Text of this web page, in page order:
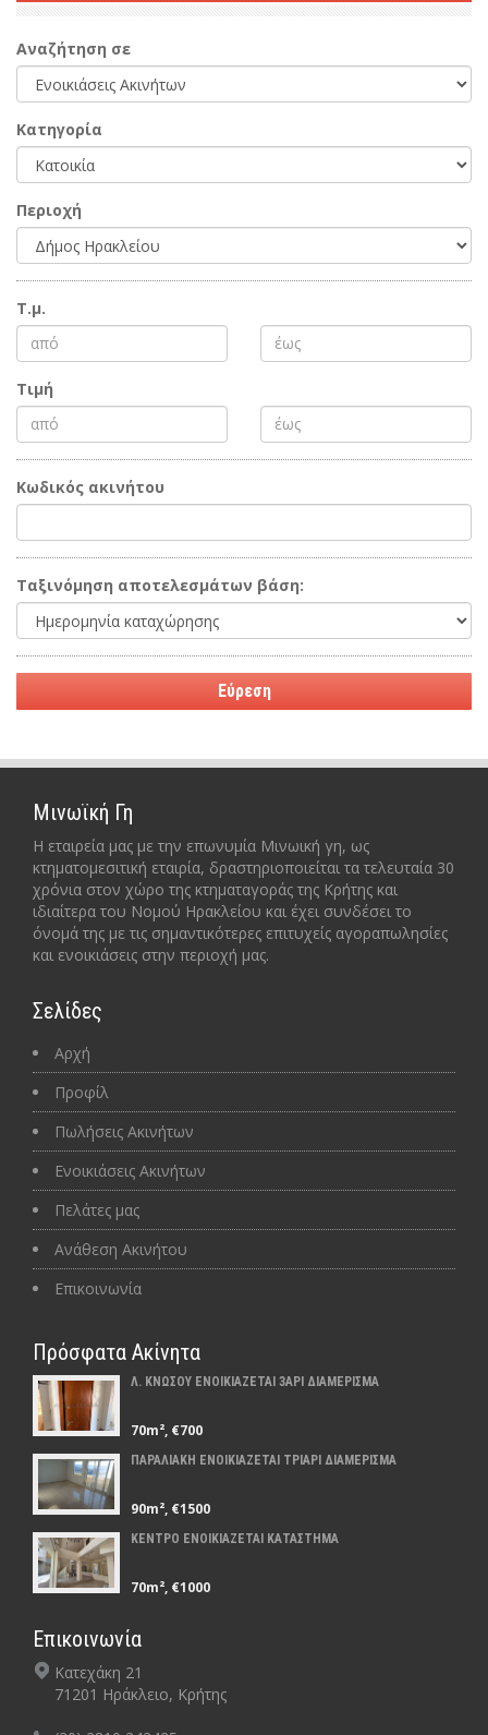
Αναζήτηση σε
Κατηγορία
Περιοχή
Τ.μ.
Τιμή
Κωδικός ακινήτου
Ταξινόμηση αποτελεσμάτων βάση:
Μινωϊκή Γη
Η εταιρεία μας με την επωνυμία Μινωική γη, ως
κτηματομεσιτική εταιρία, δραστηριοποιείται τα τελευταία 30
χρόνια στον χώρο της κτηματαγοράς της Κρήτης και
ιδιαίτερα του Νομού Ηρακλείου και έχει συνδέσει το
όνομά της με τις σημαντικότερες επιτυχείς αγοραπωλησίες
και ενοικιάσεις στην περιοχή μας.
Σελίδες
Αρχή
Προφίλ
Πωλήσεις Ακινήτων
Ενοικιάσεις Ακινήτων
Πελάτες μας
Ανάθεση Ακινήτου
Επικοινωνία
Πρόσφατα Ακίνητα
Λ. ΚΝΩΣΟΥ ΕΝΟΙΚΙΑΖΕΤΑΙ 3ΑΡΙ ΔΙΑΜΕΡΙΣΜΑ
70m², €700
ΠΑΡΑΛΙΑΚΗ ΕΝΟΙΚΙΑΖΕΤΑΙ ΤΡΙΑΡΙ ΔΙΑΜΕΡΙΣΜΑ
90m², €1500
ΚΕΝΤΡΟ ΕΝΟΙΚΙΑΖΕΤΑΙ ΚΑΤΑΣΤΗΜΑ
70m², €1000
Επικοινωνία
Κατεχάκη 21
71201 Ηράκλειο, Κρήτης